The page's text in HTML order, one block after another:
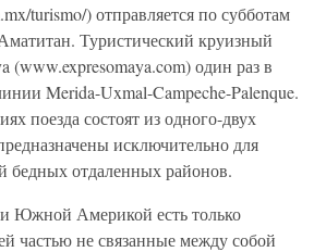
turismo/) отправляется по субботам
Туристический круизный
(www.expresomaya.com) один раз в
Merida-Uxmal-Campeche-Palenque.
поезда состоят из одного-двух
исключительно для
бедных отдаленных районов.
Южной Америкой есть только
частью не связанные между собой